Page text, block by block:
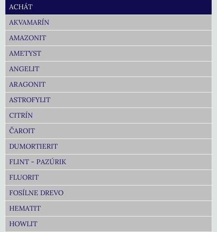
ACHÁT
AKVAMARÍN
AMAZONIT
AMETYST
ANGELIT
ARAGONIT
ASTROFYLIT
CITRÍN
ČAROIT
DUMORTIERIT
FLINT - PAZÚRIK
FLUORIT
FOSÍLNE DREVO
HEMATIT
HOWLIT